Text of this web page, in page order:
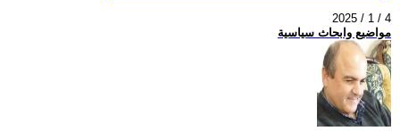
2025 / 1 / 4
مواضيع وابحاث سياسية